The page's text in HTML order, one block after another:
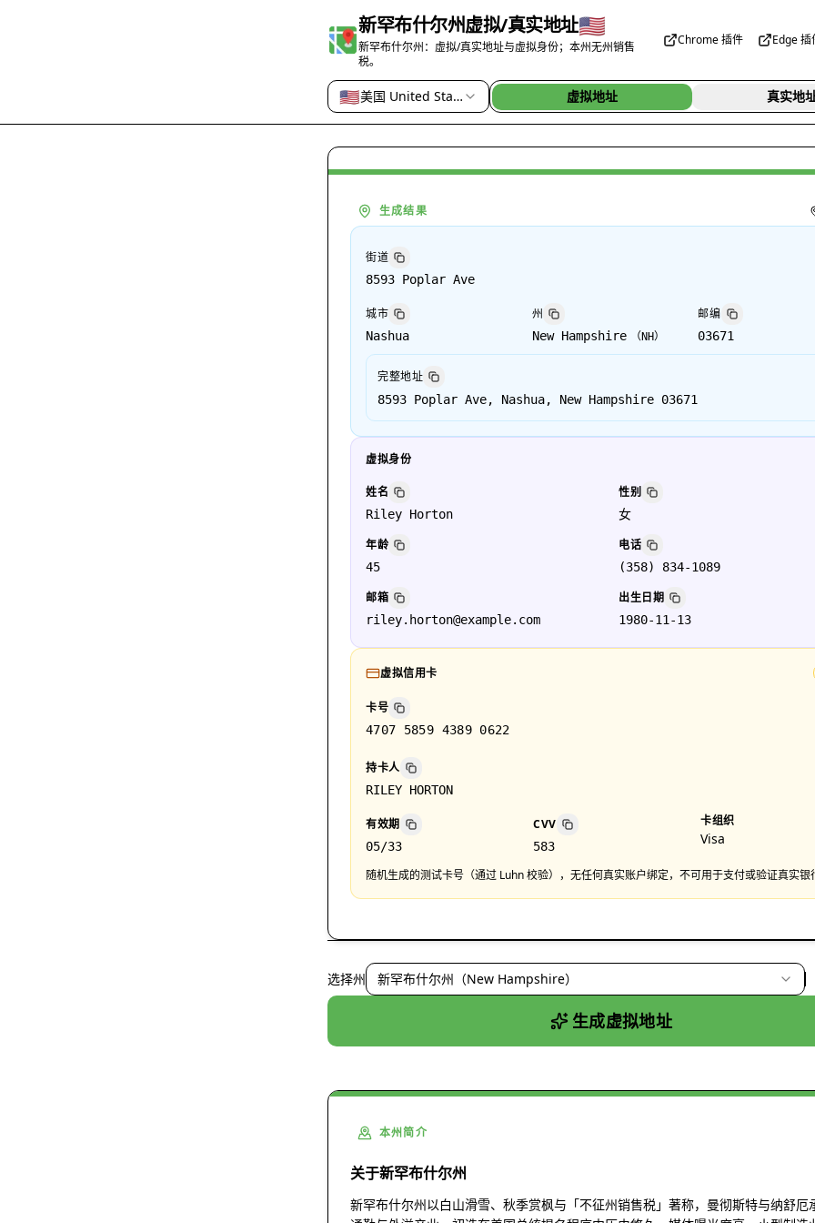
新罕布什尔州虚拟/真实地址🇺🇸
新罕布什尔州：虚拟/真实地址与虚拟身份；本州无州销售
税。
Chrome 插件 Edge 插
国家或地区
🇺🇸美国 United States 虚拟地址 真实地
生成结果
街道
8593 Poplar Ave
城市
Nashua
州
New Hampshire （NH）
邮编
03671
完整地址
8593 Poplar Ave, Nashua, New Hampshire 03671
虚拟身份
姓名
Riley Horton
性别
女
年龄
45
电话
(358) 834-1089
邮箱
riley.horton@example.com
出生日期
1980-11-13
虚拟信用卡
卡号
4707 5859 4389 0622
持卡人
RILEY HORTON
有效期
05/33
CVV
583
卡组织
Visa
随机生成的测试卡号（通过 Luhn 校验），无任何真实账户绑定，不可用于支付或验证真实银
选择州 新罕布什尔州（New Hampshire）
生成虚拟地址
本州简介
关于新罕布什尔州
新罕布什尔州以白山滑雪、秋季赏枫与「不征州销售税」著称，曼彻斯特与纳舒厄